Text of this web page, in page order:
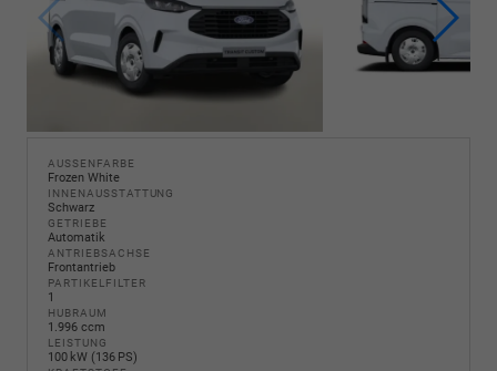
AUSSENFARBE
Frozen White
INNENAUSSTATTUNG
Schwarz
GETRIEBE
Automatik
ANTRIEBSACHSE
Frontantrieb
PARTIKELFILTER
1
HUBRAUM
1.996 ccm
LEISTUNG
100 kW (136 PS)